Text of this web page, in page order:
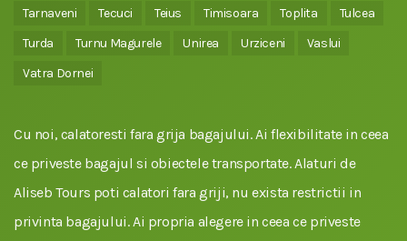
Tarnaveni
Tecuci Teius Timisoara Toplita
Tulcea
Turda
Turnu Magurele Unirea Urziceni
Vaslui
Vatra Dornei
Cu noi, calatoresti fara grija bagajului. Ai flexibilitate in ceea
ce priveste bagajul si obiectele transportate. Alaturi de
Aliseb Tours poti calatori fara griji, nu exista restrictii in
privinta bagajului. Ai propria alegere in ceea ce priveste